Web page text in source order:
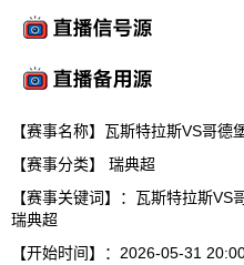
【赛事名称】瓦斯特拉斯VS哥德
【赛事分类】 瑞典超
【赛事关键词】：瓦斯特拉斯VS
瑞典超
【开始时间】：2026-05-31